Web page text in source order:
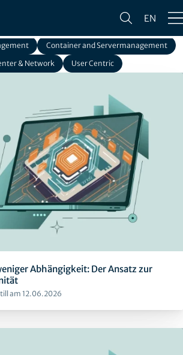
EN
Container and Servermanagement
& Network User Centric
Abhängigkeit: Der Ansatz zur
am 12.06.2026